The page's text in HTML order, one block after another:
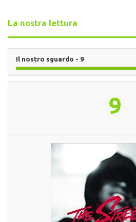
La nostra lettura
Il nostro sguardo - 9
9